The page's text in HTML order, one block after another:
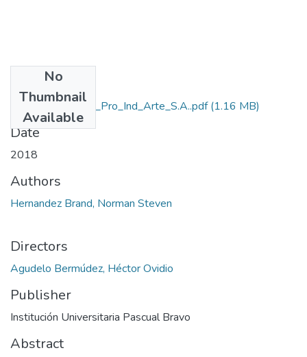
No
Thumbnail
Available
Rep_IUPB_Tec_Pro_Ind_Arte_S.A..pdf(1.16 MB)
Date
2018
Authors
Hernandez Brand, Norman Steven
Directors
Agudelo Bermúdez, Héctor Ovidio
Publisher
Institución Universitaria Pascual Bravo
Abstract